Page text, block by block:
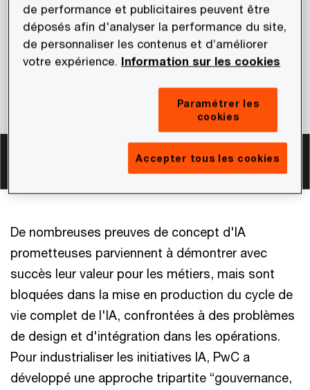
De nombreuses preuves de concept d'IA
prometteuses parviennent à démontrer avec
succès leur valeur pour les métiers, mais sont
bloquées dans la mise en production du cycle de
vie complet de l'IA, confrontées à des problèmes
de design et d'intégration dans les opérations.
Pour industrialiser les initiatives IA, PwC a
développé une approche tripartite “gouvernance,
de performance et publicitaires peuvent être
déposés afin d'analyser la performance du site,
de personnaliser les contenus et d’améliorer
votre expérience. Information sur les cookies
Paramétrer les
cookies
Accepter tous les cookies